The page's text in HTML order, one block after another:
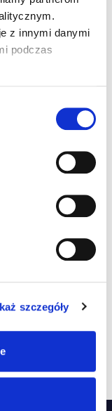
z innymi danymi
podczas
szczegóły